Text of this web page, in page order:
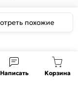
похожие
Написать Корзина